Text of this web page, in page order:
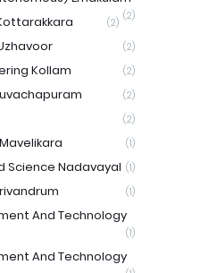
(2)
(2)
(2)
Kollam (2)
(2)
(2)
(1)
Science Nadavayal (1)
(1)
And Technology
(1)
And Technology